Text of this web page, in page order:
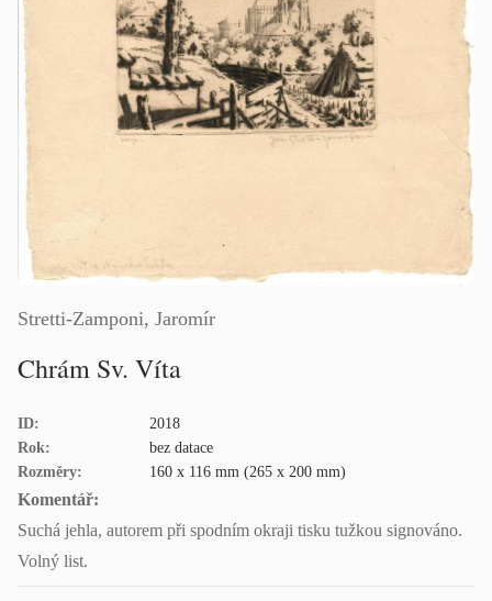
Stretti-Zamponi, Jaromír
Chrám Sv. Víta
ID:
2018
Rok:
bez datace
Rozměry:
160 x 116 mm (265 x 200 mm)
Komentář:
Suchá jehla, autorem při spodním okraji tisku tužkou signováno.
Volný list.